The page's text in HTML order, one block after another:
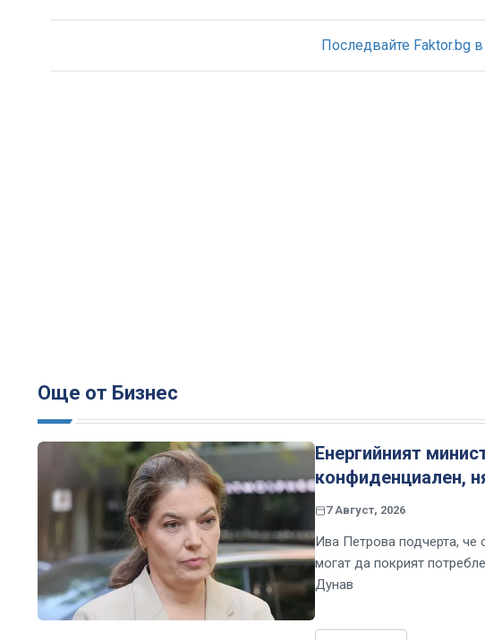
Последвайте Faktor.bg в
Още от Бизнес
Енергийният
конфиденциален,
7 Август, 2026
Ива Петрова подчерта, че
могат да покрият
Дунав